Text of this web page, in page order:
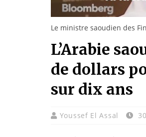
Le ministre saoudien des
L’Arabie
de dollars
sur dix ans
Youssef El Assal